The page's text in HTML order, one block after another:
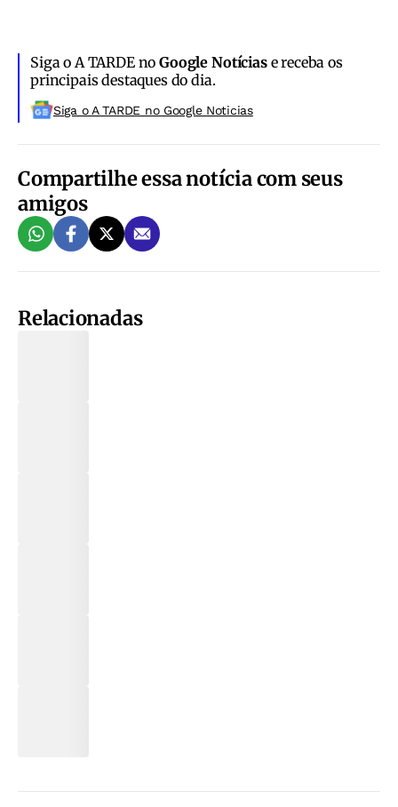
Siga o A TARDE noGoogle Notíciase receba os
principais destaques do dia.
Siga o A TARDE no Google Noticias
Compartilhe essa notícia com seus
amigos
Relacionadas